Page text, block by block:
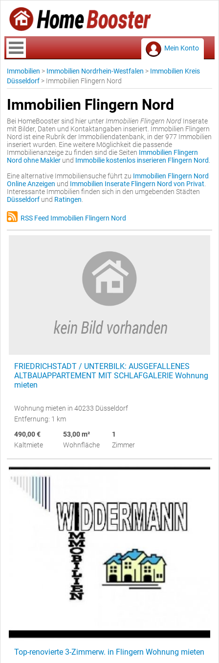
Mein Konto
Immobilien > Immobilien Nordrhein-Westfalen > Immobilien Kreis
Düsseldorf > Immobilien Flingern Nord
Immobilien Flingern Nord
Bei HomeBooster sind hier unter Immobilien Flingern Nord Inserate
mit Bilder, Daten und Kontaktangaben inseriert. Immobilien Flingern
Nord ist eine Rubrik der Immobiliendatenbank, in der 977 Immobilien
inseriert wurden. Eine weitere Möglichkeit die passende
Immobilienanzeige zu finden sind die Seiten Immobilien Flingern
Nord ohne Makler und Immobilie kostenlos inserieren Flingern Nord
Eine alternative Immobiliensuche führt zu Immobilien Flingern Nord
Online Anzeigen und Immobilien Inserate Flingern Nord von Privat
Interessante Immobilien finden sich in den umgebenden Städten
Düsseldorf und Ratingen
RSS Feed Immobilien Flingern Nord
FRIEDRICHSTADT / UNTERBILK: AUSGEFALLENES
ALTBAUAPPARTEMENT MIT SCHLAFGALERIE Wohnung
mieten
Wohnung mieten in 40233 Düsseldorf
Entfernung: 1 km
490,00 €
Kaltmiete
53,00 m²
Wohnfläche
1
Zimmer
Top-renovierte 3-Zimmerw. in Flingern Wohnung mieten